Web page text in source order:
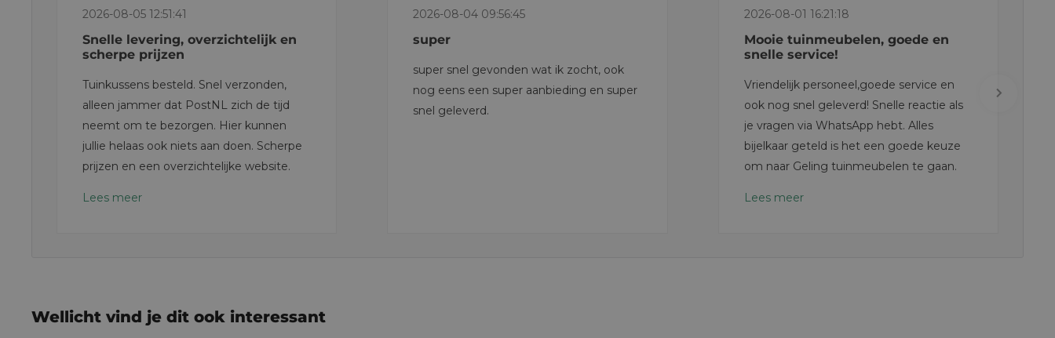
2026-08-05 12:51:41
Snelle levering, overzichtelijk en
scherpe prijzen
Tuinkussens besteld. Snel verzonden,
alleen jammer dat PostNL zich de tijd
neemt om te bezorgen. Hier kunnen
jullie helaas ook niets aan doen. Scherpe
prijzen en een overzichtelijke website.
Lees meer
2026-08-04 09:56:45
super
super snel gevonden wat ik zocht, ook
nog eens een super aanbieding en super
snel geleverd.
2026-08-01 16:21:18
Mooie tuinmeubelen, goede en
snelle service!
Vriendelijk personeel,goede service en
ook nog snel geleverd! Snelle reactie als
je vragen via WhatsApp hebt. Alles
bijelkaar geteld is het een goede keuze
om naar Geling tuinmeubelen te gaan.
Lees meer
Wellicht vind je dit ook interessant